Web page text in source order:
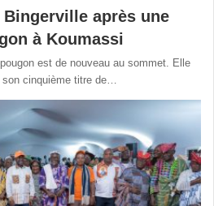
après une
à Koumassi
est de nouveau au sommet. Elle
cinquième titre de…